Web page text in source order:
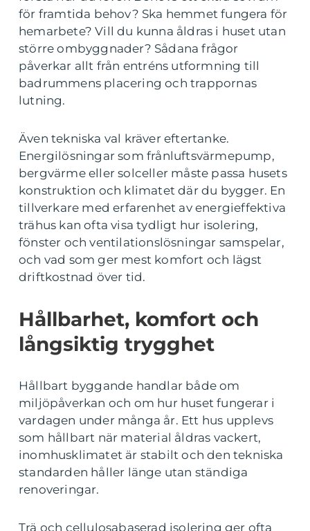
för framtida behov? Ska hemmet fungera för
hemarbete? Vill du kunna åldras i huset utan
större ombyggnader? Sådana frågor
påverkar allt från entréns utformning till
badrummens placering och trappornas
lutning.
Även tekniska val kräver eftertanke.
Energilösningar som frånluftsvärmepump,
bergvärme eller solceller måste passa husets
konstruktion och klimatet där du bygger. En
tillverkare med erfarenhet av energieffektiva
trähus kan ofta visa tydligt hur isolering,
fönster och ventilationslösningar samspelar,
och vad som ger mest komfort och lägst
driftkostnad över tid.
Hållbarhet, komfort och
långsiktig trygghet
Hållbart byggande handlar både om
miljöpåverkan och om hur huset fungerar i
vardagen under många år. Ett hus upplevs
som hållbart när material åldras vackert,
inomhusklimatet är stabilt och den tekniska
standarden håller länge utan ständiga
renoveringar.
Trä och cellulosabaserad isolering ger ofta